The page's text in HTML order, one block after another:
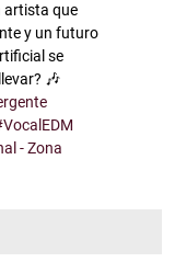
artista que
y un futuro
se
🎶
- Zona